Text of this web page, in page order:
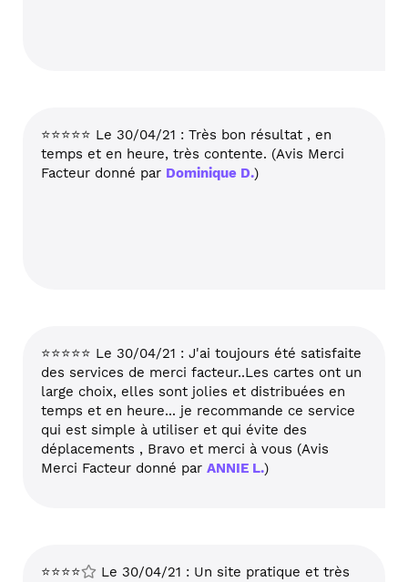
⭐⭐⭐⭐⭐ Le 30/04/21 : Très bon résultat , en
temps et en heure, très contente. (Avis Merci
Facteur donné par Dominique D.)
⭐⭐⭐⭐⭐ Le 30/04/21 : J'ai toujours été satisfaite
des services de merci facteur..Les cartes ont un
large choix, elles sont jolies et distribuées en
temps et en heure... je recommande ce service
qui est simple à utiliser et qui évite des
déplacements , Bravo et merci à vous (Avis
Merci Facteur donné par ANNIE L.)
⭐⭐⭐⭐
Le 30/04/21 : Un site pratique et très